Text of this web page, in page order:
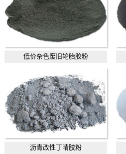
低价杂色废旧轮胎胶粉
沥青改性丁晴胶粉